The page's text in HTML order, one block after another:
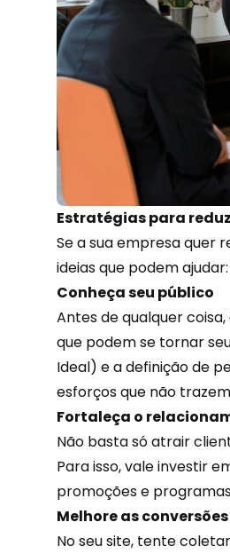
Estratégias para
Se a sua empresa quer
ideias que podem ajudar:
Conheça seu público
Antes de qualquer
que podem se tornar
Ideal) e a definição de
esforços que não
Fortaleça o
Não basta só atrair
Para isso, vale investir
promoçõese
Melhore as
No seu site, tente